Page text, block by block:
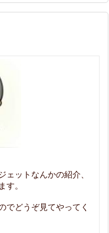
ットなんかの紹介、
す。
でどうぞ見てやってく